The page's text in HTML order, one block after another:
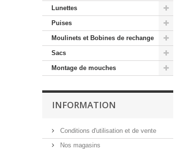
Lunettes
Puises
Moulinets et Bobines de rechange
Sacs
Montage de mouches
INFORMATION
Conditions d'utilisation et de vente
Nos magasins